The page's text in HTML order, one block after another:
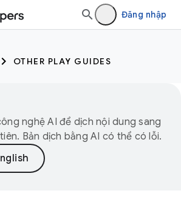
Đăng nhập
OTHER PLAY GUIDES
nghệ AI để dịch nội dung sang
Bản dịch bằng AI có thể có lỗi.